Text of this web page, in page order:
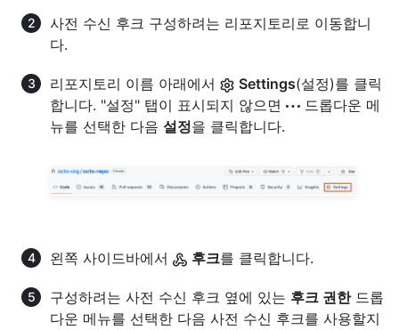
사전 수신 후크 구성하려는 리포지토리로 이동합니
다.
리포지토리 이름 아래에서 Settings(설정)를 클릭
합니다. "설정" 탭이 표시되지 않으면
드롭다운 메
뉴를 선택한 다음 설정을 클릭합니다.
왼쪽 사이드바에서 후크를 클릭합니다.
구성하려는 사전 수신 후크 옆에 있는 후크 권한드롭
다운 메뉴를 선택한 다음 사전 수신 후크를 사용할지